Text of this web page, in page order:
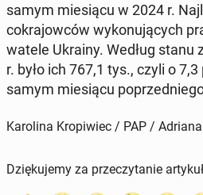
samym miesiącu w 2024 r.
cokra­jow­ców wykonu­ją­cych
wa­tele Ukrainy. Według stanu
r. było ich 767,1 tys., czyli o
samym miesiącu
Karolina Kropiwiec / PAP /
Dziękujemy za przeczytanie